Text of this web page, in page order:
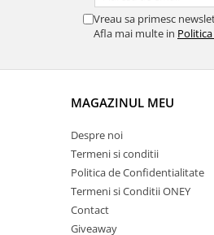
Vreau sa primesc
Afla mai multe in
MAGAZINUL MEU
Despre noi
Termeni si conditii
Politica de Confidentialitate
Termeni si Conditii ONEY
Contact
Giveaway